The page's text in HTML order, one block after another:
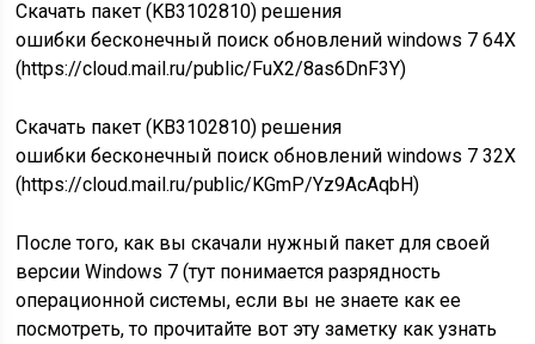
Скачать пакет (KB3102810) решения
ошибки бесконечный поиск обновлений windows 7 64X
(https://cloud.mail.ru/public/FuX2/8as6DnF3Y)
Скачать пакет (KB3102810) решения
ошибки бесконечный поиск обновлений windows 7 32X
(https://cloud.mail.ru/public/KGmP/Yz9AcAqbH)
После того, как вы скачали нужный пакет для своей
версии Windows 7 (тут понимается разрядность
операционной системы, если вы не знаете как ее
посмотреть, то прочитайте вот эту заметку как узнать